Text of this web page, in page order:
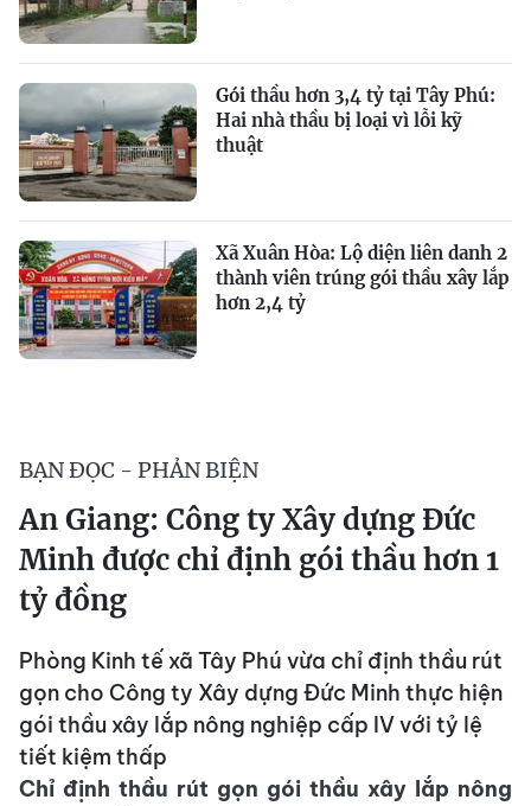
Gói thầu hơn 3,4 tỷ tại Tây Phú:
Hai nhà thầu bị loại vì lỗi kỹ
thuật
Xã Xuân Hòa: Lộ diện liên danh 2
thành viên trúng gói thầu xây lắp
hơn 2,4 tỷ
BẠN ĐỌC - PHẢN BIỆN
An Giang: Công ty Xây dựng Đức
Minh được chỉ định gói thầu hơn 1
tỷ đồng
Phòng Kinh tế xã Tây Phú vừa chỉ định thầu rút
gọn cho Công ty Xây dựng Đức Minh thực hiện
gói thầu xây lắp nông nghiệp cấp IV với tỷ lệ
tiết kiệm thấp
Chỉ định thầu rút gọn gói thầu xây lắp nông